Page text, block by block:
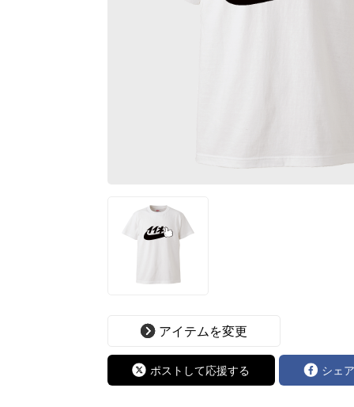
アイテムを変更
ポストして応援する シェ